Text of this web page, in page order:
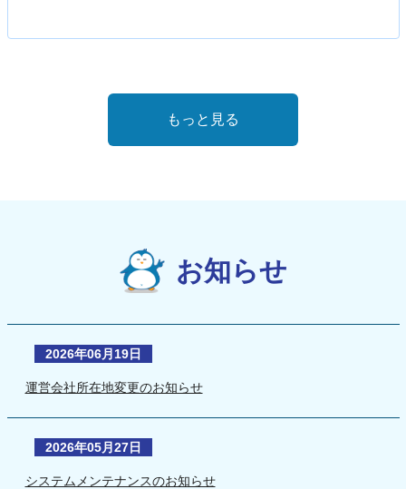
もっと見る
お知らせ
2026年06月19日
運営会社所在地変更のお知らせ
2026年05月27日
システムメンテナンスのお知らせ